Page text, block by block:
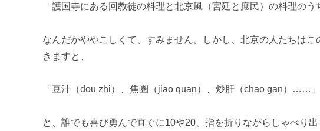
「護国寺にある回教徒の料理と北京風（宮廷と庶民）の料理の
なんだかややこしくて、すみません。しかし、北京の人たちはこ
きますと、
「豆汁（dou zhi）、焦圏（jiao quan）、炒肝（chao gan）……
と、誰でも喜び勇んで直ぐに10や20、指を折りながらしゃべり